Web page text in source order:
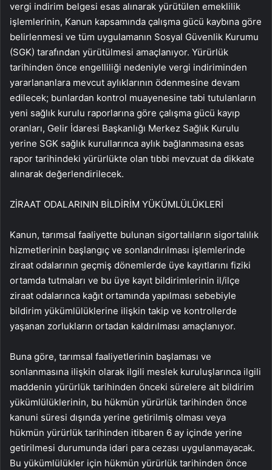
vergi indirim belgesi esas alınarak yürütülen emeklilik
işlemlerinin, Kanun kapsamında çalışma gücü kaybına göre
belirlenmesi ve tüm uygulamanın Sosyal Güvenlik Kurumu
(SGK) tarafından yürütülmesi amaçlanıyor. Yürürlük
tarihinden önce engelliliği nedeniyle vergi indiriminden
yararlananlara mevcut aylıklarının ödenmesine devam
edilecek; bunlardan kontrol muayenesine tabi tutulanların
yeni sağlık kurulu raporlarına göre çalışma gücü kayıp
oranları, Gelir İdaresi Başkanlığı Merkez Sağlık Kurulu
yerine SGK sağlık kurullarınca aylık bağlanmasına esas
rapor tarihindeki yürürlükte olan tıbbi mevzuat da dikkate
alınarak değerlendirilecek.
ZİRAAT ODALARININ BİLDİRİM YÜKÜMLÜLÜKLERİ
Kanun, tarımsal faaliyette bulunan sigortalıların sigortalılık
hizmetlerinin başlangıç ve sonlandırılması işlemlerinde
ziraat odalarının geçmiş dönemlerde üye kayıtlarını fiziki
ortamda tutmaları ve bu üye kayıt bildirimlerinin il/ilçe
ziraat odalarınca kağıt ortamında yapılması sebebiyle
bildirim yükümlülüklerine ilişkin takip ve kontrollerde
yaşanan zorlukların ortadan kaldırılması amaçlanıyor.
Buna göre, tarımsal faaliyetlerinin başlaması ve
sonlanmasına ilişkin olarak ilgili meslek kuruluşlarınca ilgili
maddenin yürürlük tarihinden önceki sürelere ait bildirim
yükümlülüklerinin, bu hükmün yürürlük tarihinden önce
kanuni süresi dışında yerine getirilmiş olması veya
hükmün yürürlük tarihinden itibaren 6 ay içinde yerine
getirilmesi durumunda idari para cezası uygulanmayacak.
Bu yükümlülükler için hükmün yürürlük tarihinden önce